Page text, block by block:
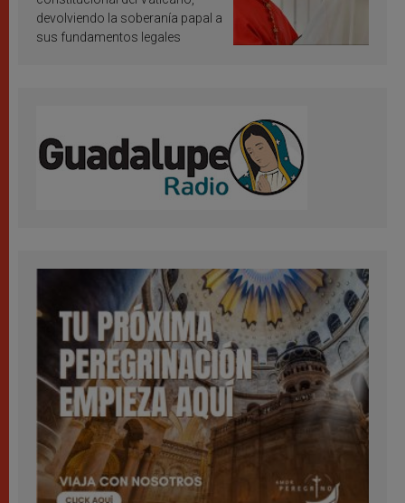
devolviendo la soberanía papal a
sus fundamentos legales